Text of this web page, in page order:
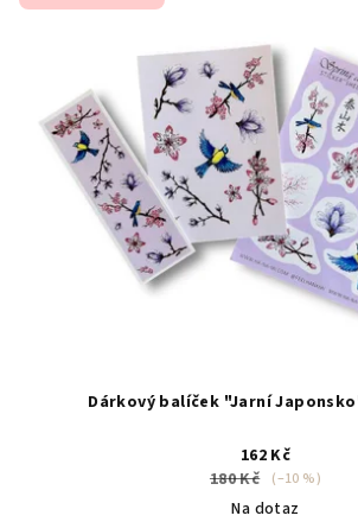
Dárkový balíček "Jarní
162 Kč
180 Kč
(–10 %)
Na dotaz